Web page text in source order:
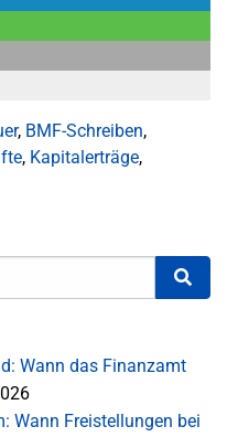
, BMF-Schreiben,
, Kapitalerträge,
Wann das Finanzamt
Wann Freistellungen bei